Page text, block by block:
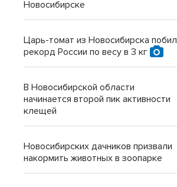
Новосибирске
Царь-томат из Новосибирска побил
рекорд России по весу в 3 кг
В Новосибирской области
начинается второй пик активности
клещей
Новосибирских дачников призвали
накормить животных в зоопарке